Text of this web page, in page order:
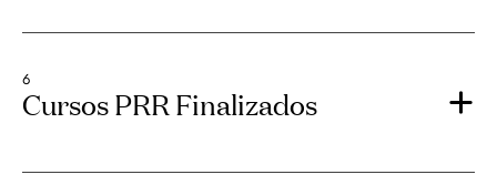
6
Cursos PRR Finalizados